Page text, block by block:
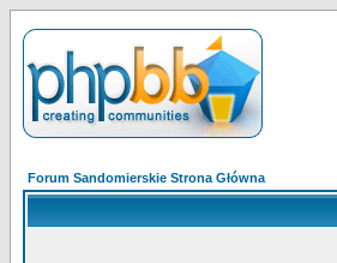
Forum Sandomierskie Strona Główna